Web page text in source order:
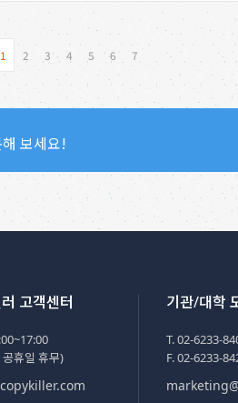
1 2 3 4 5 6 7
보세요!
고객센터
휴일 휴무)
기관/대학
T. 02-6233-
F. 02-6233-